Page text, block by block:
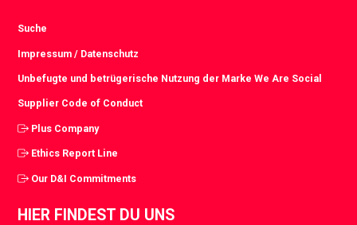
Suche
Impressum / Datenschutz
Unbefugte und betrügerische Nutzung der Marke We Are Social
Supplier Code of Conduct
Plus Company
Ethics Report Line
Our D&I Commitments
HIER FINDEST DU UNS